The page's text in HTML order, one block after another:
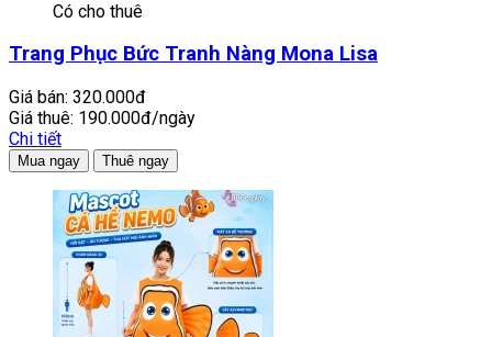
Có cho thuê
Trang Phục Bức Tranh Nàng Mona Lisa
Giá bán: 320.000đ
Giá thuê: 190.000đ/ngày
Chi tiết
Mua ngay Thuê ngay